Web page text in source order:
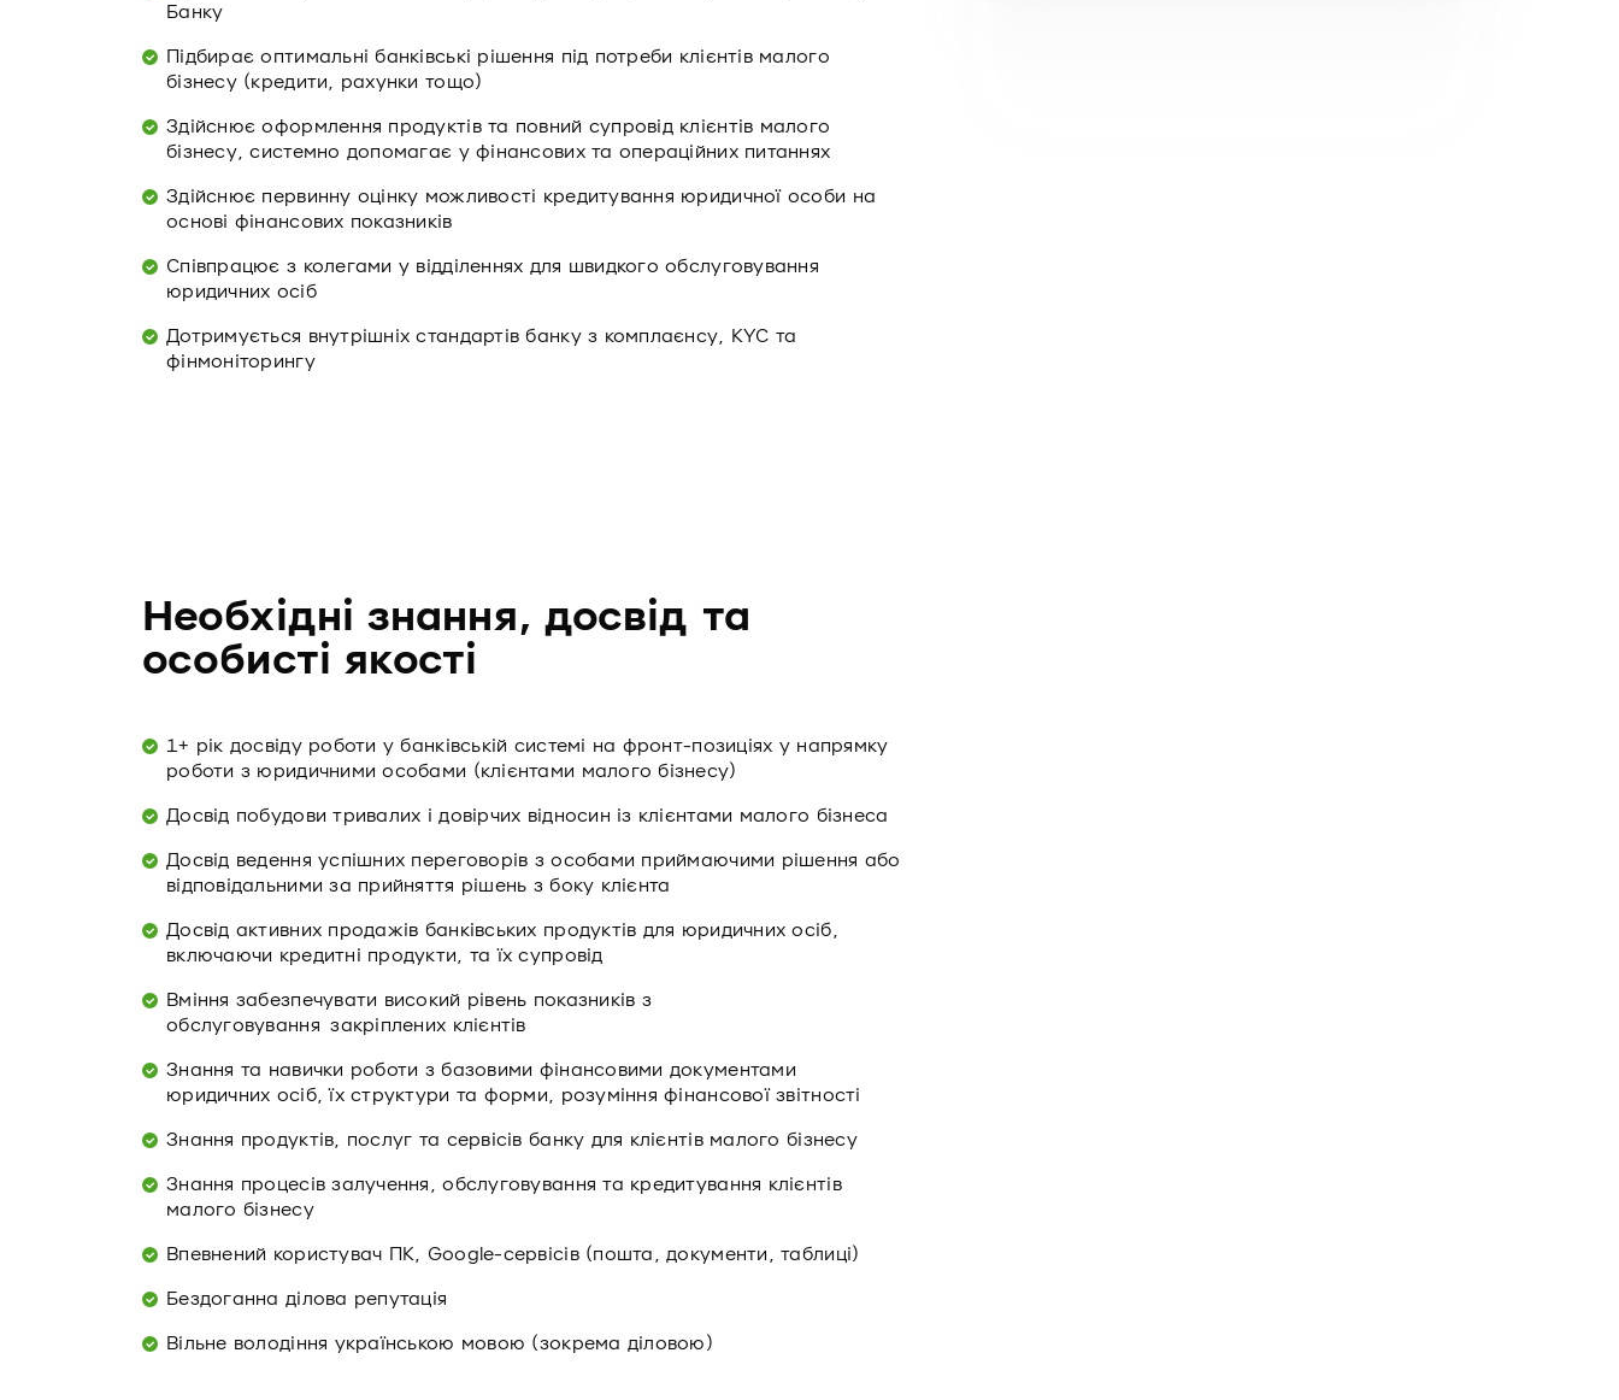
Банку
Підбирає оптимальні банківські рішення під потреби клієнтів малого
бізнесу (кредити, рахунки тощо)
Здійснює оформлення продуктів та повний супровід клієнтів малого
бізнесу, системно допомагає у фінансових та операційних питаннях
Здійснює первинну оцінку можливості кредитування юридичної особи на
основі фінансових показників
Співпрацює з колегами у відділеннях для швидкого обслуговування
юридичних осіб
Дотримується внутрішніх стандартів банку з комплаєнсу, KYC та
фінмоніторингу
Необхідні знання, досвід та
особисті якості
1+ рік досвіду роботи у банківській системі на фронт-позиціях у напрямку
роботи з юридичними особами (клієнтами малого бізнесу)
Досвід побудови тривалих і довірчих відносин із клієнтами малого бізнеса
Досвід ведення успішних переговорів з особами приймаючими рішення або
відповідальними за прийняття рішень з боку клієнта
Досвід активних продажів банківських продуктів для юридичних осіб,
включаючи кредитні продукти, та їх супровід
Вміння забезпечувати високий рівень показників з
обслуговування закріплених клієнтів
Знання та навички роботи з базовими фінансовими документами
юридичних осіб, їх структури та форми, розуміння фінансової звітності
Знання продуктів, послуг та сервісів банку для клієнтів малого бізнесу
Знання процесів залучення, обслуговування та кредитування клієнтів
малого бізнесу
Впевнений користувач ПК, Google-сервісів (пошта, документи, таблиці)
Бездоганна ділова репутація
Вільне володіння українською мовою (зокрема діловою)